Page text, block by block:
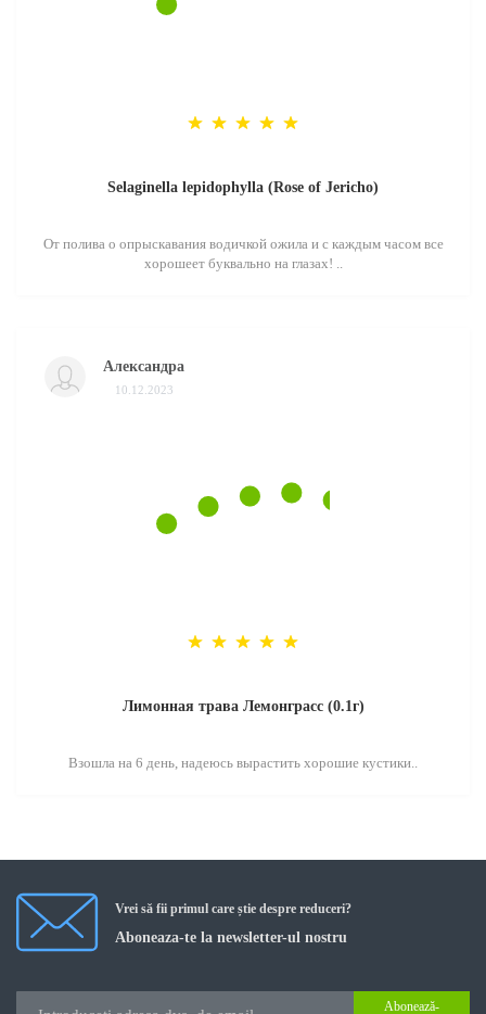
Selaginella lepidophylla (Rose of Jericho)
От полива о опрыскавания водичкой ожила и с каждым часом все
хорошеет буквально на глазах! ..
Александра
10.12.2023
Лимонная трава Лемонграсс (0.1г)
Взошла на 6 день, надеюсь вырастить хорошие кустики..
Vrei să fii primul care știe despre reduceri?
Aboneaza-te la newsletter-ul nostru
Abonează-